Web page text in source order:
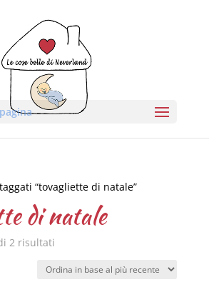
“tovagliette di natale”
di natale
2 risultati